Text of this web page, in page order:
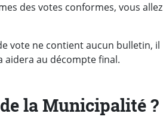
des votes conformes, vous allez
vote ne contient aucun bulletin, il
aidera au décompte final.
la Municipalité ?